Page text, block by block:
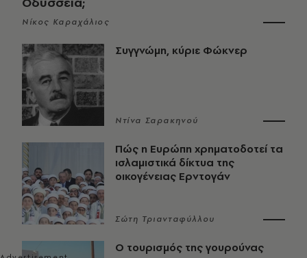
Νίκος Καραχάλιος
Συγγνώμη, κύριε Φώκνερ
Ντίνα Σαρακηνού
Πώς η Ευρώπη χρηματοδοτεί τα
ισλαμιστικά δίκτυα της
οικογένειας Ερντογάν
Σώτη Τριανταφύλλου
Ο τουρισμός της γουρούνας